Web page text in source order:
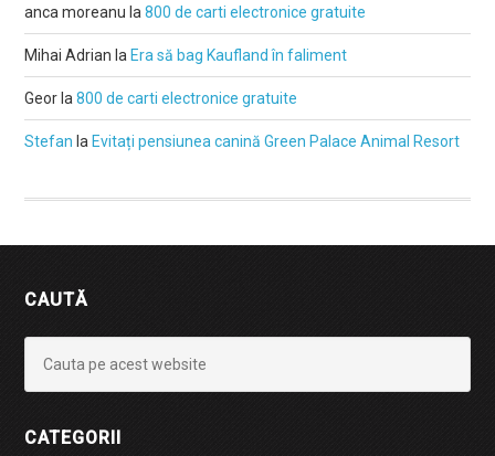
anca moreanu la800 de carti electronice gratuite
Mihai Adrian la Era să bag Kaufland în faliment
Geor la800 de carti electronice gratuite
Stefan la Evitați pensiunea canină Green Palace Animal Resort
CAUTĂ
CATEGORII